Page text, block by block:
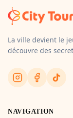
La ville devient le
découvre des
NAVIGATION